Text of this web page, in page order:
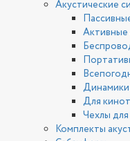
Акустические
Активные
Динамики
Для
Чехлы
Комплекты